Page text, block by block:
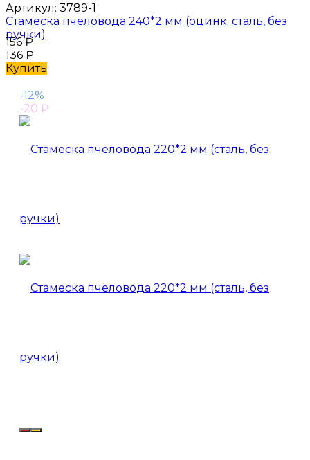
Артикул: 3789-1
Стамеска пчеловода 240*2 мм (оцинк. сталь, без
ручки)
156₽
136 ₽
Купить
-12%
-20 ₽